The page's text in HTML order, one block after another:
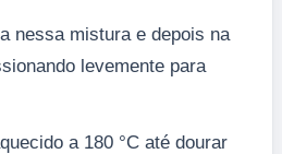
nessa mistura e depois na
levemente para
a 180 °C até dourar